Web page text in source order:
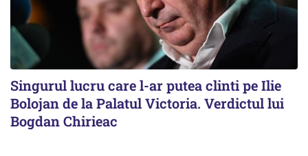
Singurul lucru care l-ar putea clinti pe Ilie
Bolojan de la Palatul Victoria. Verdictul lui
Bogdan Chirieac